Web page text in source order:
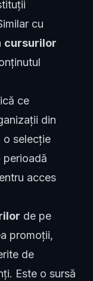
cu
cursurilor
ce
din
o selecție
perioadă
acces
de pe
promoții,
de
Este o sursă